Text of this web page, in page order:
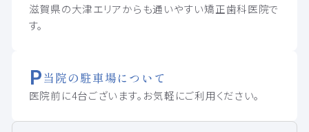
滋賀県の大津エリアからも通いやすい矯正歯科医院で
す。
当院の駐車場について
医院前に4台ございます。お気軽にご利用ください。